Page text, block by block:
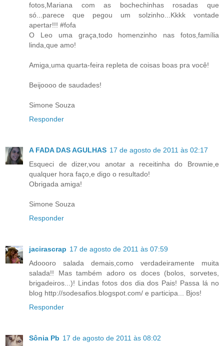
fotos,Mariana com as bochechinhas rosadas que
só...parece que pegou um solzinho...Kkkk vontade
apertar!!! #fofa
O Leo uma graça,todo homenzinho nas fotos,família
linda,que amo!
Amiga,uma quarta-feira repleta de coisas boas pra você!
Beijoooo de saudades!
Simone Souza
Responder
A FADA DAS AGULHAS 17 de agosto de 2011 às 02:17
Esqueci de dizer,vou anotar a receitinha do Brownie,e
qualquer hora faço,e digo o resultado!
Obrigada amiga!
Simone Souza
Responder
jacirascrap 17 de agosto de 2011 às 07:59
Adoooro salada demais,como verdadeiramente muita
salada!! Mas também adoro os doces (bolos, sorvetes,
brigadeiros...)! Lindas fotos dos dia dos Pais! Passa lá no
blog http://sodesafios.blogspot.com/ e participa... Bjos!
Responder
Sônia Pb 17 de agosto de 2011 às 08:02